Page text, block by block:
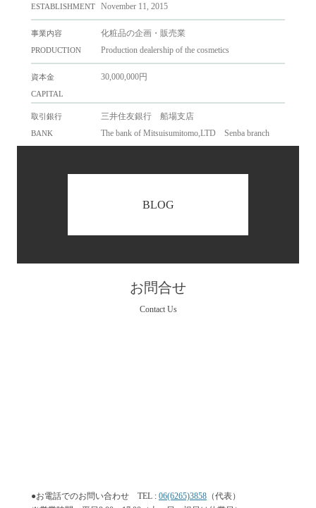
ESTABLISHMENT
November 11, 2015
事業内容
PRODUCTION
化粧品の企画・販売業
Production dealership of the cosmetics
資本金
CAPITAL
30,000,000円
取引銀行
BANK
三井住友銀行 船場支店
The bank of Mitsuisumitomo,LTD Senba branch
BLOG
お問合せ
Contact Us
●お電話でのお問い合わせ TEL : 06(6265)3858 （代表）